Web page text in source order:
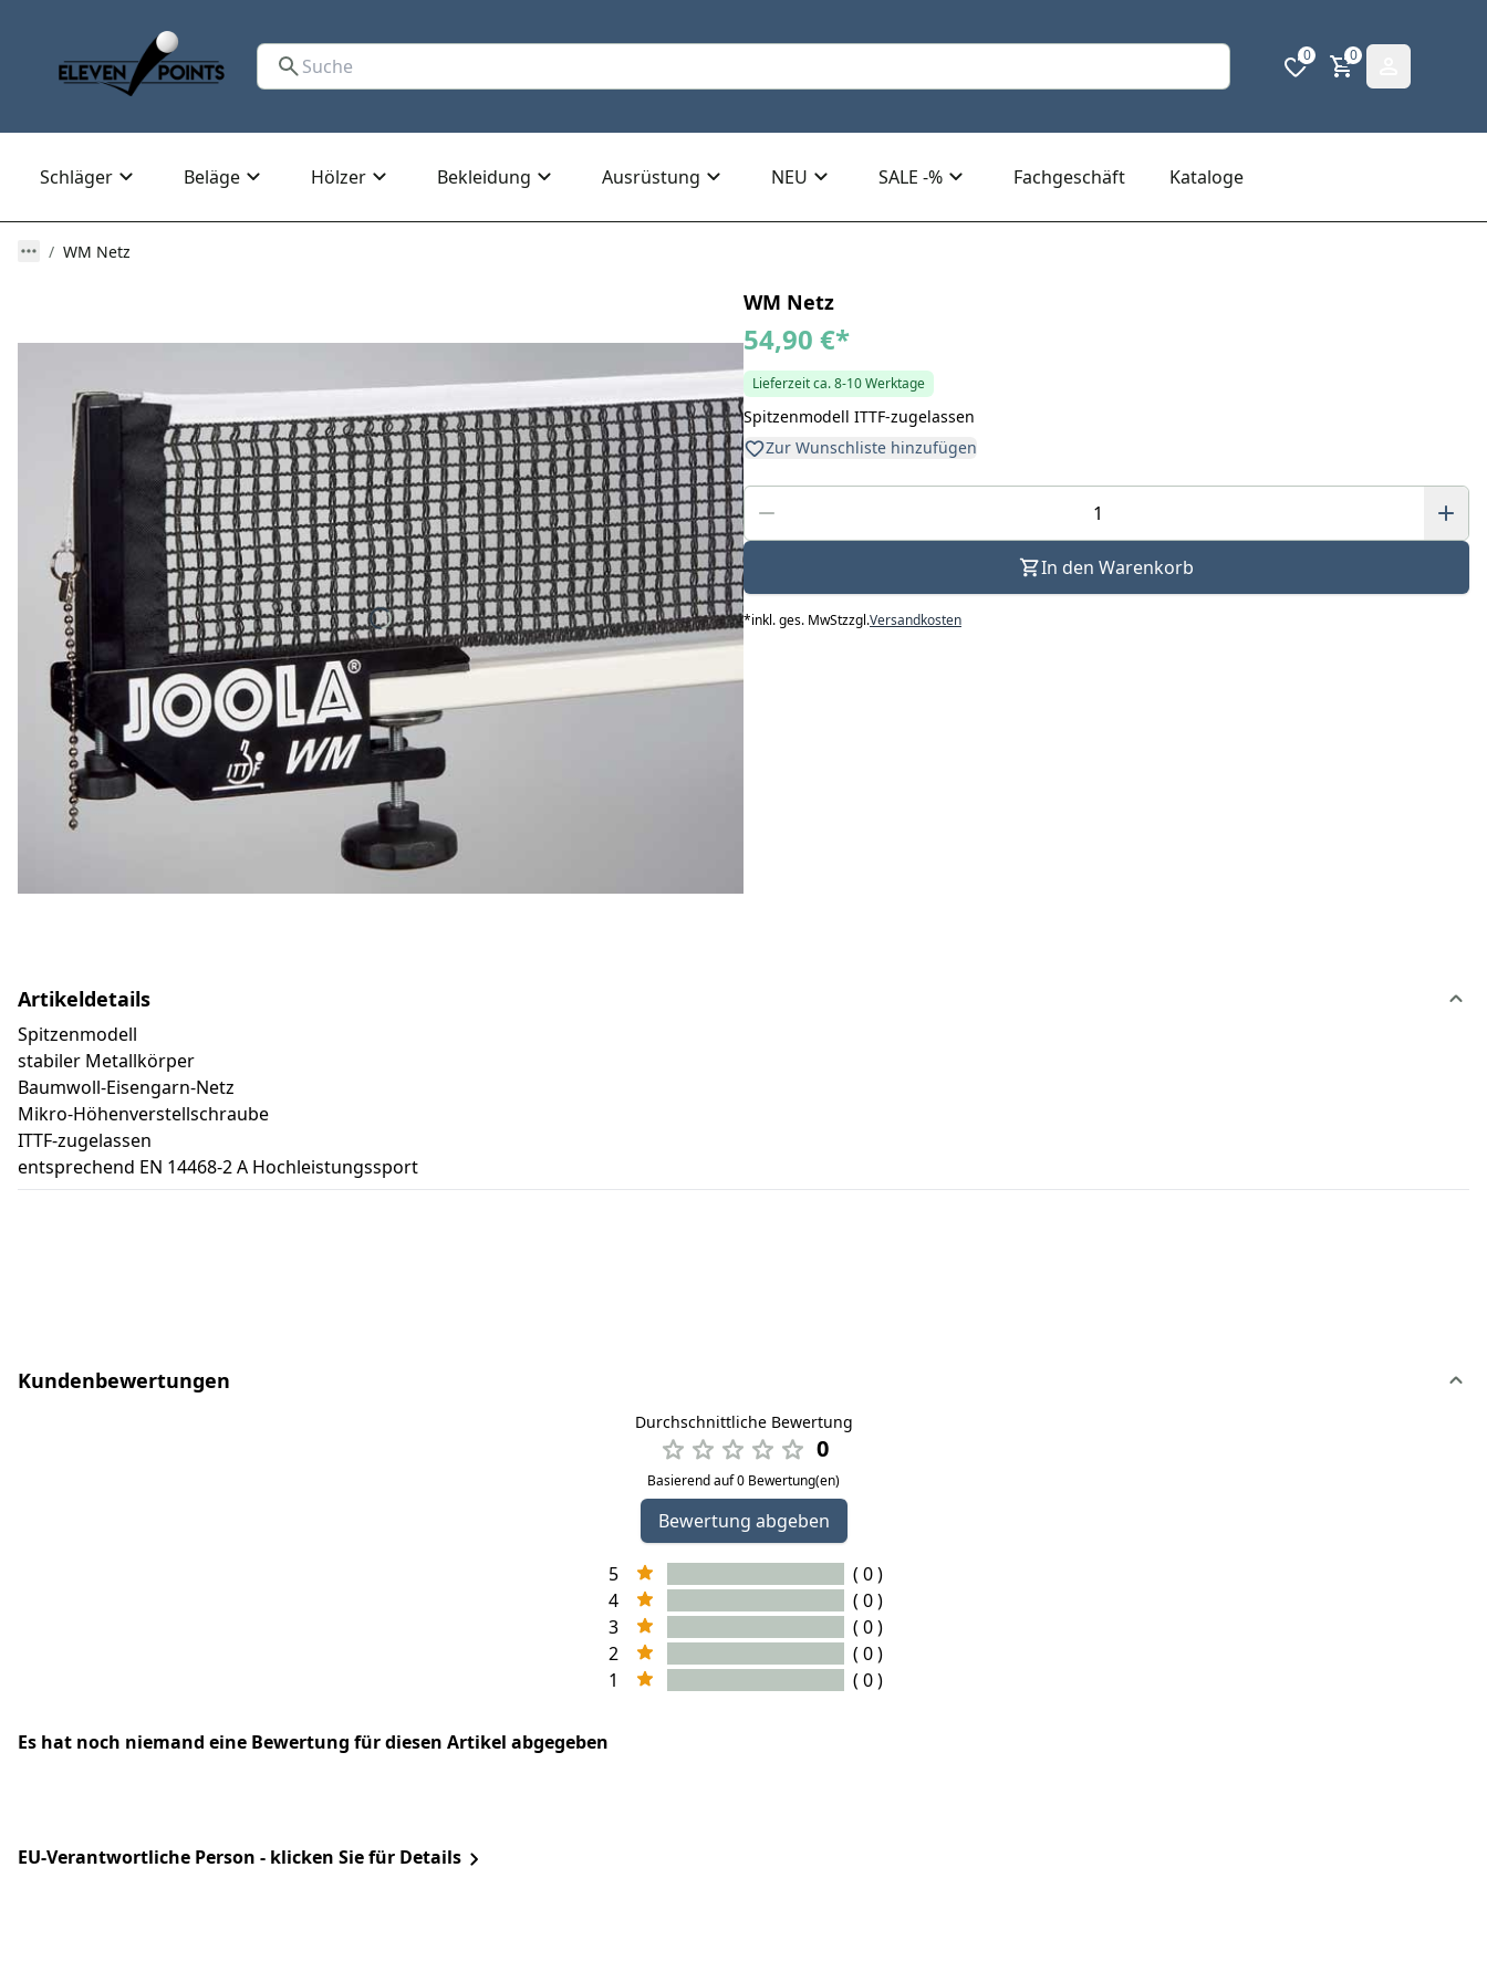
0 0
Schläger Beläge Hölzer Bekleidung Ausrüstung NEU SALE -% Fachgeschäft Kataloge
WM Netz
WM Netz
54,90 €*
Lieferzeit ca. 8-10 Werktage
Spitzenmodell ITTF-zugelassen
Zur Wunschliste hinzufügen
In den Warenkorb
*inkl. ges. MwStzzgl.Versandkosten
Artikeldetails
Spitzenmodell
stabiler Metallkörper
Baumwoll-Eisengarn-Netz
Mikro-Höhenverstellschraube
ITTF-zugelassen
entsprechend EN 14468-2 A Hochleistungssport
Kundenbewertungen
Durchschnittliche Bewertung
0
Basierend auf 0 Bewertung(en)
Bewertung abgeben
5
( 0 )
4
( 0 )
3
( 0 )
2
( 0 )
1
( 0 )
Es hat noch niemand eine Bewertung für diesen Artikel abgegeben
EU-Verantwortliche Person - klicken Sie für Details